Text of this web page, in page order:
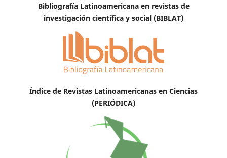
Bibliografía Latinoamericana en revistas de
investigación científica y social (BIBLAT)
Índice de Revistas Latinoamericanas en Ciencias
(PERIÓDICA)